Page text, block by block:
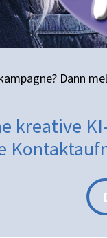
Dann
kreative